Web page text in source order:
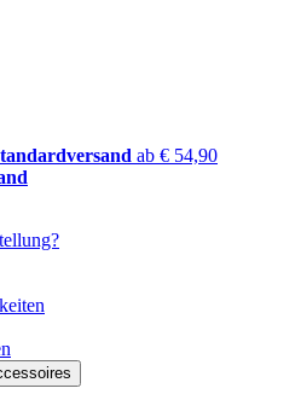
ab € 54,90